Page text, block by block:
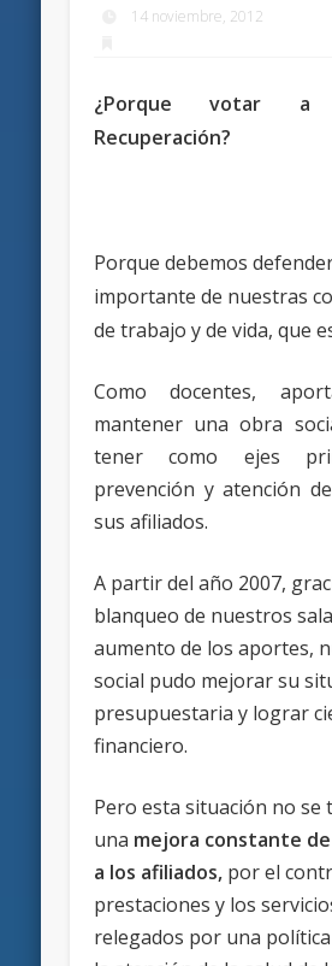
14 noviembre, 2012
¿Porque votar
Recuperación?
Porque debemos
importante de nuestras
de trabajo y de vida, que
Como docentes,
mantener una obra
tener como ejes
prevención y atención
sus afiliados.
A partir del año 2007,
blanqueo de nuestros
aumento de los aportes,
social pudo mejorar su
presupuestaria y lograr
financiero.
Pero esta situación no se
una mejora constante
a los afiliados, por el
prestaciones y los
relegados por una